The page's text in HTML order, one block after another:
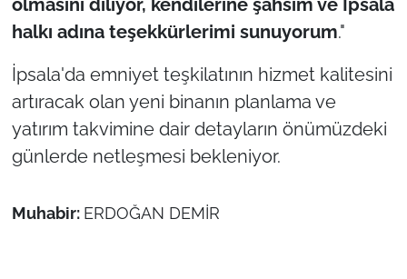
olmasını diliyor, kendilerine şahsım ve İpsala
halkı adına teşekkürlerimi sunuyorum."
İpsala'da emniyet teşkilatının hizmet kalitesini
artıracak olan yeni binanın planlama ve
yatırım takvimine dair detayların önümüzdeki
günlerde netleşmesi bekleniyor.
Muhabir: ERDOĞAN DEMİR